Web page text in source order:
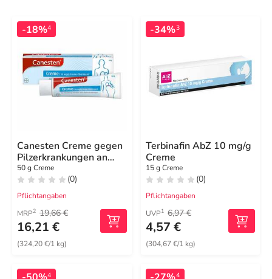
-18%4
Canesten Creme gegen
Pilzerkrankungen an
Haut & Füßen
50 g Creme
(0)
Pflichtangaben
MRP2 19,66 €
16,21 €
(324,20 €/1 kg)
-34%3
Terbinafin AbZ 10 mg/g
Creme
15 g Creme
(0)
Pflichtangaben
UVP1 6,97 €
4,57 €
(304,67 €/1 kg)
4 4